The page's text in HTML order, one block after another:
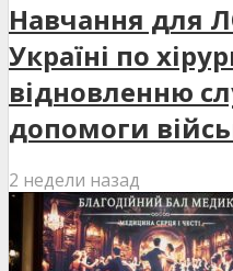
Навчання для
Україні по
відновленню
допомоги
2 недели назад